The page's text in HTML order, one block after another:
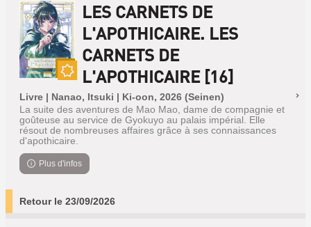
LES CARNETS DE
L'APOTHICAIRE. LES
CARNETS DE
L'APOTHICAIRE [16]
Livre | Nanao, Itsuki | Ki-oon, 2026 (Seinen)
La suite des aventures de Mao Mao, dame de compagnie et
goûteuse au service de Gyokuyo au palais impérial. Elle
résout de nombreuses affaires grâce à ses connaissances
d'apothicaire.
Plus d'infos
Retour le 23/09/2026